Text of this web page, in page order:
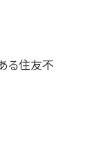
る住友不